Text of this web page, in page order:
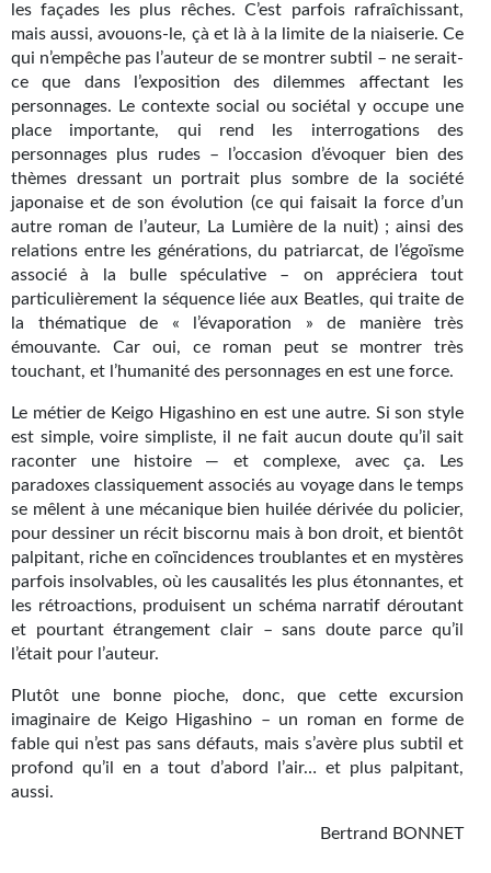
À paraître
Revue de presse
Récompenses
Newsletter
Le Bélial' sur Youtube
LE BLOG BIFROST
Tous les articles
La Bibliothèque orbitale
Journal d'un homme des bois
FORUMS
CONTACT
Nous contacter
F.A.Q.
Soumettre un manuscrit
les façades les plus rêches. C’est parfois rafraîchissant,
mais aussi, avouons-le, çà et là à la limite de la niaiserie. Ce
qui n’empêche pas l’auteur de se montrer subtil – ne serait-
ce que dans l’exposition des dilemmes affectant les
personnages. Le contexte social ou sociétal y occupe une
place importante, qui rend les interrogations des
personnages plus rudes – l’occasion d’évoquer bien des
thèmes dressant un portrait plus sombre de la société
japonaise et de son évolution (ce qui faisait la force d’un
autre roman de l’auteur, La Lumière de la nuit) ; ainsi des
relations entre les générations, du patriarcat, de l’égoïsme
associé à la bulle spéculative – on appréciera tout
particulièrement la séquence liée aux Beatles, qui traite de
la thématique de « l’évaporation » de manière très
émouvante. Car oui, ce roman peut se montrer très
touchant, et l’humanité des personnages en est une force.
Le métier de Keigo Higashino en est une autre. Si son style
est simple, voire simpliste, il ne fait aucun doute qu’il sait
raconter une histoire — et complexe, avec ça. Les
paradoxes classiquement associés au voyage dans le temps
se mêlent à une mécanique bien huilée dérivée du policier,
pour dessiner un récit biscornu mais à bon droit, et bientôt
palpitant, riche en coïncidences troublantes et en mystères
parfois insolvables, où les causalités les plus étonnantes, et
les rétroactions, produisent un schéma narratif déroutant
et pourtant étrangement clair – sans doute parce qu’il
l’était pour l’auteur.
Plutôt une bonne pioche, donc, que cette excursion
imaginaire de Keigo Higashino – un roman en forme de
fable qui n’est pas sans défauts, mais s’avère plus subtil et
profond qu’il en a tout d’abord l’air… et plus palpitant,
aussi.
Bertrand BONNET